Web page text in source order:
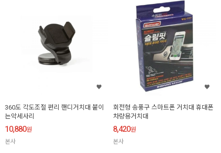
360도 각도조절 편리 핸디거치대 붙이
는악세사리
10,880원
본사
회전형 송풍구 스마트폰 거치대 휴대폰
차량용거치대
8,420원
본사